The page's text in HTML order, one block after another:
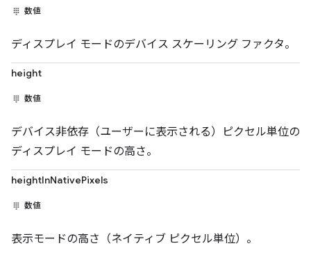
数値
ディスプレイ モードのデバイス スケーリング ファクタ。
height
数値
デバイス非依存（ユーザーに表示される）ピクセル単位の
ディスプレイ モードの高さ。
heightInNativePixels
数値
表示モードの高さ（ネイティブ ピクセル単位）。